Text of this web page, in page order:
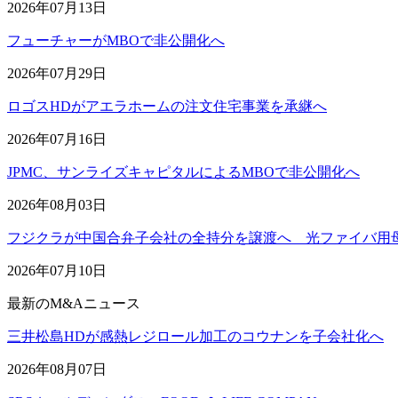
2026年07月13日
フューチャーがMBOで非公開化へ
2026年07月29日
ロゴスHDがアエラホームの注文住宅事業を承継へ
2026年07月16日
JPMC、サンライズキャピタルによるMBOで非公開化へ
2026年08月03日
フジクラが中国合弁子会社の全持分を譲渡へ 光ファイバ
2026年07月10日
最新のM&Aニュース
三井松島HDが感熱レジロール加工のコウナンを子会社化へ
2026年08月07日